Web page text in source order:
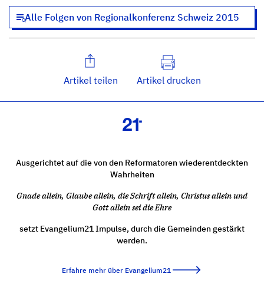
Alle Folgen von Regionalkonferenz Schweiz 2015
Artikel teilen Artikel drucken
Ausgerichtet auf die von den Reformatoren wiederentdeckten
Wahrheiten
Gnade allein, Glaube allein, die Schrift allein, Christus allein und
Gott allein sei die Ehre
setzt Evangelium21 Impulse, durch die Gemeinden gestärkt
werden.
Erfahre mehr über Evangelium21